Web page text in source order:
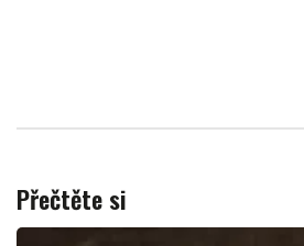
Přečtěte si